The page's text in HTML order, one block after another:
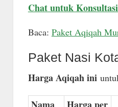
Chat untuk
Baca: Paket Aqiqah
Paket Nasi
Harga Aqiqah ini